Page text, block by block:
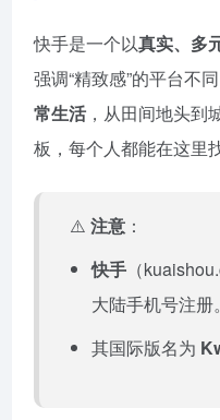
快手是一个以真实、多
强调“精致感”的平台不
常生活 ，从田间地头
板，每个人都能在这里
⚠️ 注意 ：
快手 （
大陆手机号注册。
其国际版名为